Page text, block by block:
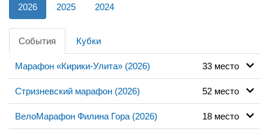
2026 2025 2024
События Кубки
Марафон «Кирики-Улита» (2026) 33 место
Стризневский марафон (2026) 52 место
ВелоМарафон Филина Гора (2026) 18 место